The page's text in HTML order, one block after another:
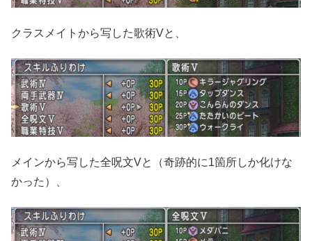
クラスメイトから写した歌術Vと、
メインから写した全呪文Vと（奇跡的に1箇所しか化けな
かった）、